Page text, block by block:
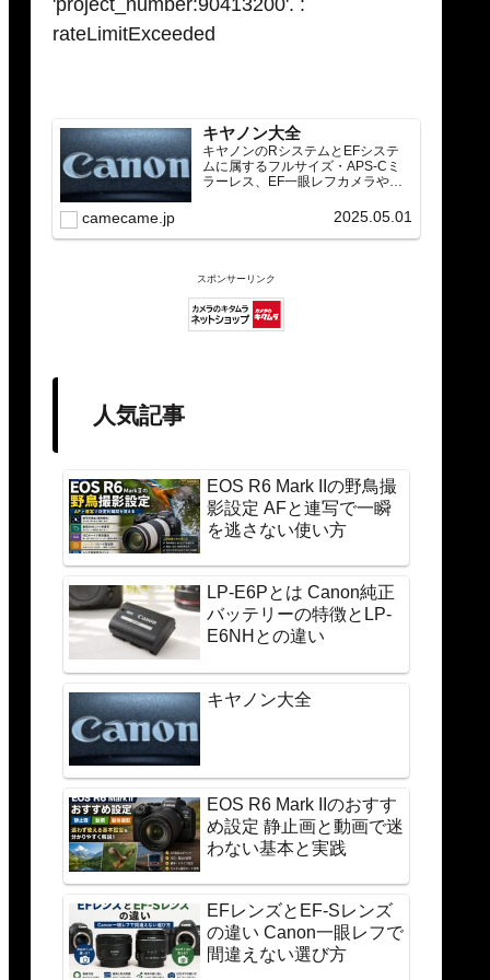
rateLimitExceeded
キヤノン大全
キヤノンのRシステムとEFシステ
ムに属するフルサイズ・APS-Cミ
ラーレス、EF一眼レフカメラや
望遠）をカテゴリ別に網羅し、効
種の内部リンク設計で回遊性向上
camecame.jp 2025.05.01
スポンサーリンク
人気記事
EOS R6 Mark IIの野鳥撮
影設定 AFと連写で一瞬
を逃さない使い方
LP-E6Pとは Canon純正
バッテリーの特徴とLP-
E6NHとの違い
キヤノン大全
EOS R6 Mark IIのおすす
め設定 静止画と動画で迷
わない基本と実践
EFレンズとEF-Sレンズ
の違い Canon一眼レフで
間違えない選び方